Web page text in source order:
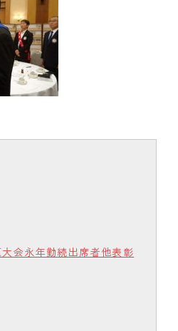
会永年勤続出席者他表彰